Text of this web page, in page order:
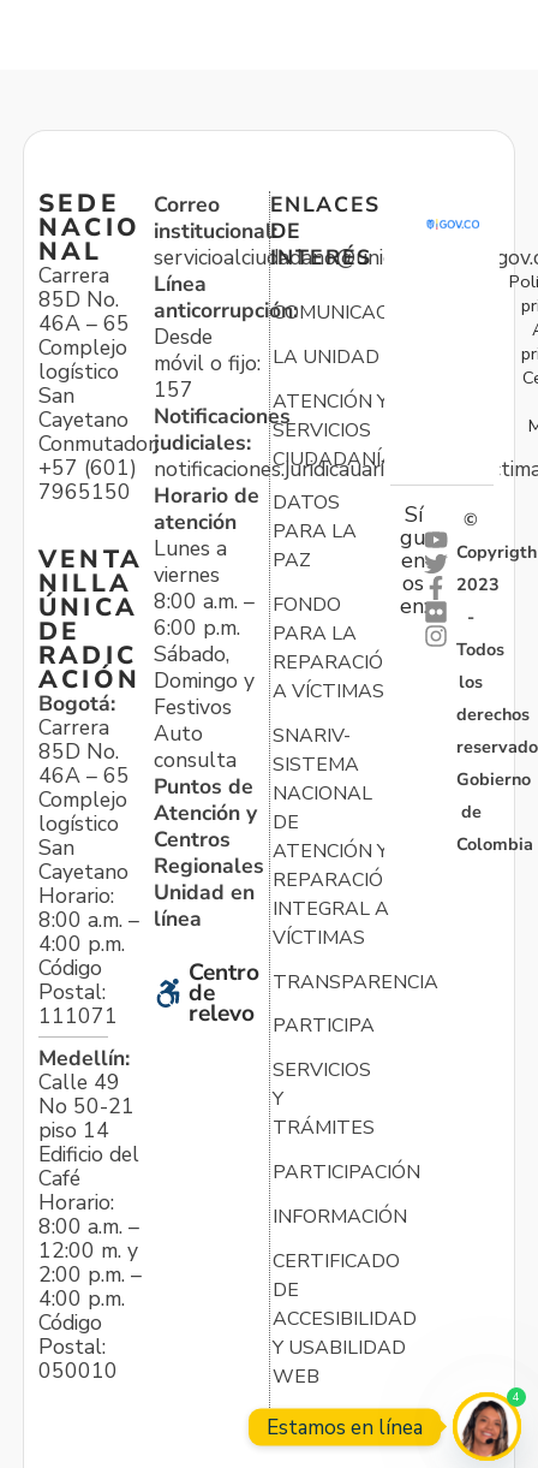
SEDE
NACIO
NAL
Carrera
85D No.
46A – 65
Complejo
logístico
San
Cayetano
Conmutador:
+57 (601)
7965150
VENTA
NILLA
ÚNICA
DE
RADIC
ACIÓN
Bogotá:
Carrera
85D No.
46A – 65
Complejo
logístico
San
Cayetano
Horario:
8:00 a.m. –
4:00 p.m.
Código
Postal:
111071
Medellín:
Calle 49
No 50-21
piso 14
Edificio del
Café
Horario:
8:00 a.m. –
12:00 m. y
2:00 p.m. –
4:00 p.m.
Código
Postal:
050010
Correo
institucional:
Línea
anticorrupción:
Desde
móvil o fijo:
157
Notificaciones
judiciales:
Horario de
atención
Lunes a
viernes
8:00 a.m. –
6:00 p.m.
Sábado,
Domingo y
Festivos
Auto
consulta
Puntos de
Atención y
Centros
Regionales
Unidad en
línea
Centro
de
relevo
ENLACES
DE
INTERÉS
COMUNICACIONES
LA UNIDAD
ATENCIÓN Y
SERVICIOS
CIUDADANÍA
DATOS
PARA LA
PAZ
FONDO
PARA LA
REPARACIÓN
A VÍCTIMAS
SNARIV-
SISTEMA
NACIONAL
DE
ATENCIÓN Y
REPARACIÓN
INTEGRAL A
VÍCTIMAS
TRANSPARENCIA
PARTICIPA
SERVICIOS
Y
TRÁMITES
PARTICIPACIÓN
INFORMACIÓN
CERTIFICADO
DE
ACCESIBILIDAD
Y USABILIDAD
WEB
Sí
gu
en
os
en:
©
Copyrigth
2023
-
Todos
los
derechos
Gobierno
de
Colombia
Estamos en línea
4